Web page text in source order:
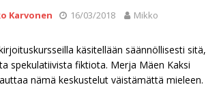
Karvonen 16/03/2018
Mikko
käsitellään säännöllisesti sitä,
spekulatiivista fiktiota. Merja Mäen Kaksi
nämä keskustelut väistämättä mieleen.